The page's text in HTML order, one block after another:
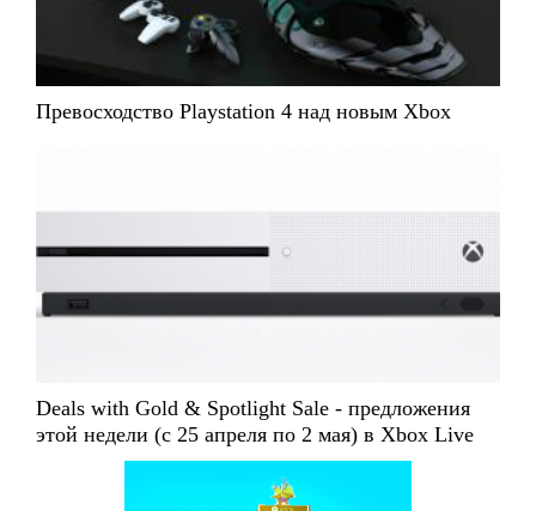
Превосходство Playstation 4 над новым Xbox
Deals with Gold & Spotlight Sale - предложения
этой недели (с 25 апреля по 2 мая) в Xbox Live